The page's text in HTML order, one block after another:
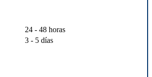
24 - 48 horas
3 - 5 días